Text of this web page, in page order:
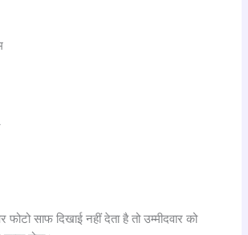
साफ दिखाई नहीं देता है तो उम्मीदवार को